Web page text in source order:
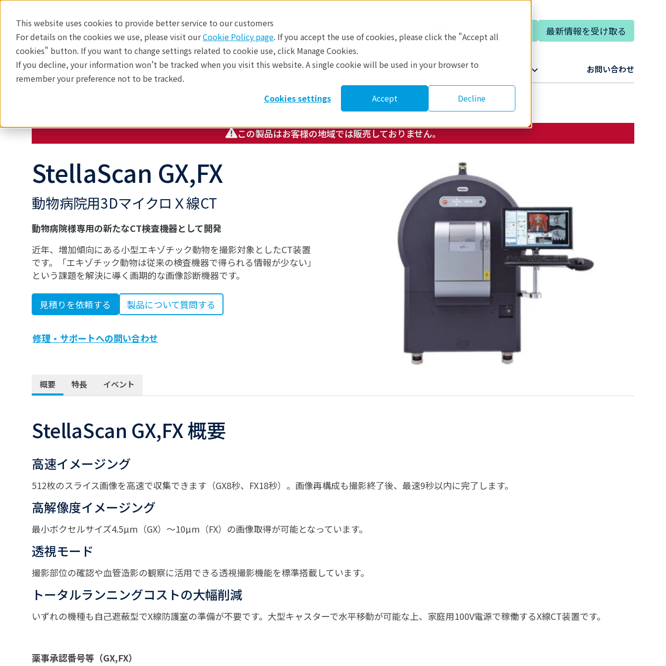
This website uses cookies to provide better service to our customers
For details on the cookies we use, please visit ourCookie Policy page. If you accept the use of cookies, please click the "Accept all
cookies" button. If you want to change settings related to cookie use, click Manage Cookies.
If you decline, your information won’t be tracked when you visit this website. A single cookie will be used in your browser to
remember your preference not to be tracked.
Cookies settings
Accept Decline
専門家に相談する 最新情報を受け取る
製品 産業分野​ 分析手法​ 参考資料 修理・サポート リガクについて​ お問い合わせ​
生体イメージング
この製品はお客様の地域では販売しておりません。
StellaScan GX,FX
動物病院用3DマイクロＸ線CT
動物病院様専用の新たなCT検査機器として開発
近年、増加傾向にある小型エキゾチック動物を撮影対象としたCT装置
です。「エキゾチック動物は従来の検査機器で得られる情報が少ない」
という課題を解決に導く画期的な画像診断機器です。
見積りを依頼する 製品について質問する
修理・サポートへの問い合わせ
概要 特長 イベント
StellaScan GX,FX 概要
高速イメージング
512枚のスライス画像を高速で収集できます（GX8秒、FX18秒）。画像再構成も撮影終了後、最速9秒以内に完了します。
高解像度イメージング
最小ボクセルサイズ4.5µm（GX）～10µm（FX）の画像取得が可能となっています。
透視モード
撮影部位の確認や血管造影の観察に活用できる透視撮影機能を標準搭載しています。
トータルランニングコストの大幅削減
いずれの機種も自己遮蔽型でX線防護室の準備が不要です。大型キャスターで水平移動が可能な上、家庭用100V電源で稼働するX線CT装置です。
薬事承認番号等（GX,FX）